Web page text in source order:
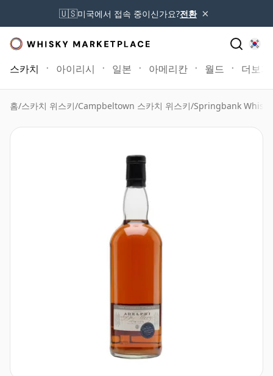
🇺🇸미국에서 접속 중이신가요?전환 ×
스카치 아이리시 일본 아메리칸 월드 더보기
홈/스카치 위스키/Campbeltown 스카치 위스키/Springbank Whisky